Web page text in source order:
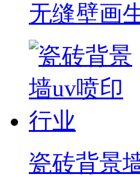
无缝壁画
瓷砖背景